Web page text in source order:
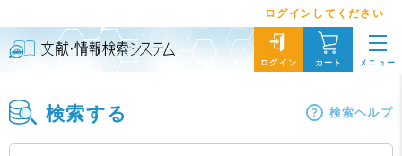
ログインしてください
ログイン カート メニュー
検索する 検索ヘルプ